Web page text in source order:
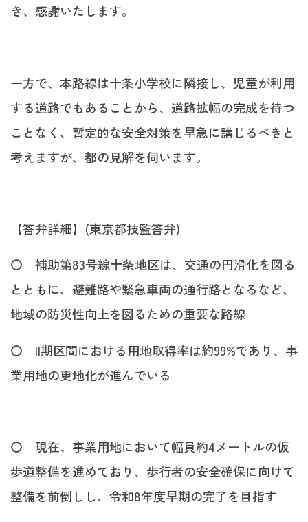
き、感謝いたします。
一方で、本路線は十条小学校に隣接し、児童が利用
する道路でもあることから、道路拡幅の完成を待つ
ことなく、暫定的な安全対策を早急に講じるべきと
考えますが、都の見解を伺います。
【答弁詳細】(東京都技監答弁)
〇 補助第83号線十条地区は、交通の円滑化を図る
とともに、避難路や緊急車両の通行路となるなど、
地域の防災性向上を図るための重要な路線
〇 II期区間における用地取得率は約99%であり、事
業用地の更地化が進んでいる
〇 現在、事業用地において幅員約4メートルの仮
歩道整備を進めており、歩行者の安全確保に向けて
整備を前倒しし、令和8年度早期の完了を目指す